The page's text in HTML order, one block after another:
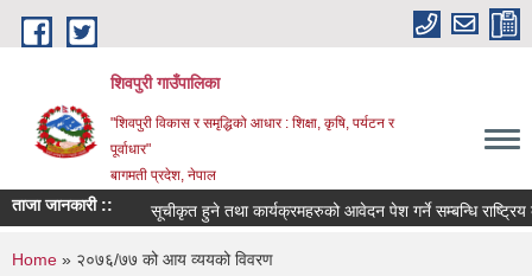
Skip to main content
शिवपुरी गाउँपालिका
"शिवपुरी विकास र समृद्धिको आधार : शिक्षा, कृषि, पर्यटन र
पूर्वाधार"
बागमती प्रदेश, नेपाल
ताजा जानकारी :: सूचीकृत हुने तथा कार्यक्रमहरुको आवेदन पेश गर्ने सम्बन्धि राष्ट्रिय
You are here
Home » २०७६/७७ को आय व्ययको विवरण